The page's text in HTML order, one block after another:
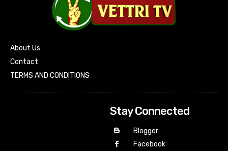
About Us
Contact
TERMS AND CONDITIONS
Stay Connected
Blogger
Facebook